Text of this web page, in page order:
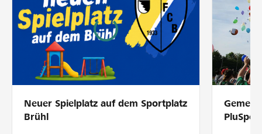
Sostenere
Aiuto & supporto
Partner / Banche Raiffeisen
Trova progetti e organizzazioni
Neuer Spielplatz auf dem Sportplatz
Brühl